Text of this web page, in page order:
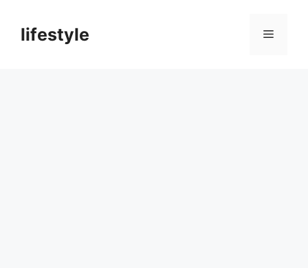
lifestyle 메